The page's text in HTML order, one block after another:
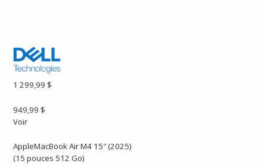
1 299,99 $
949,99 $
Voir
AppleMacBook Air M4 15″ (2025)
(15 pouces 512 Go)